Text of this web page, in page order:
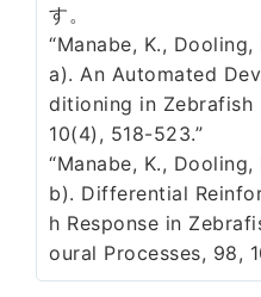
す。
“Manabe, K., Dooling,
a). An Automated
ditioning in Zebrafish
10(4), 518-523.”
“Manabe, K., Dooling,
b). Differential
h Response in
oural Processes, 98,